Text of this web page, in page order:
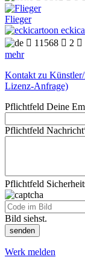
Flieger
 11568  2 
mehr
Kontakt zu
Lizenz-Anfrage)
Pflichtfeld Deine
Pflichtfeld Nachricht
Pflichtfeld
Bild siehst.
senden
Werk melden